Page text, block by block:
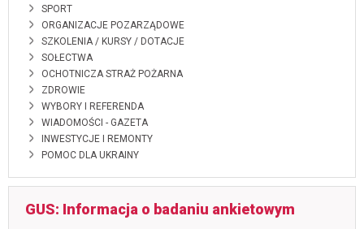
SPORT
ORGANIZACJE POZARZĄDOWE
SZKOLENIA / KURSY / DOTACJE
SOŁECTWA
OCHOTNICZA STRAŻ POŻARNA
ZDROWIE
WYBORY I REFERENDA
WIADOMOŚCI - GAZETA
INWESTYCJE I REMONTY
POMOC DLA UKRAINY
GUS: Informacja o badaniu ankietowym